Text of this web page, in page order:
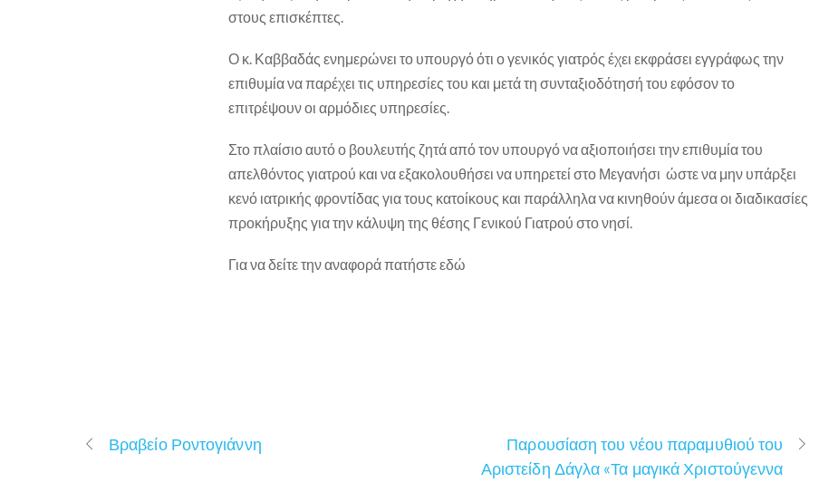
στους επισκέπτες.
Ο κ. Καββαδάς ενημερώνει το υπουργό ότι ο γενικός γιατρός έχει εκφράσει εγγράφως την
επιθυμία να παρέχει τις υπηρεσίες του και μετά τη συνταξιοδότησή του εφόσον το
επιτρέψουν οι αρμόδιες υπηρεσίες.
Στο πλαίσιο αυτό ο βουλευτής ζητά από τον υπουργό να αξιοποιήσει την επιθυμία του
απελθόντος γιατρού και να εξακολουθήσει να υπηρετεί στο Μεγανήσι ώστε να μην υπάρξει
κενό ιατρικής φροντίδας για τους κατοίκους και παράλληλα να κινηθούν άμεσα οι διαδικασίες
προκήρυξης για την κάλυψη της θέσης Γενικού Γιατρού στο νησί.
Για να δείτε την αναφορά πατήστε εδώ
Βραβείο Ροντογιάννη
Παρουσίαση του νέου παραμυθιού του
Αριστείδη Δάγλα «Τα μαγικά Χριστούγεννα